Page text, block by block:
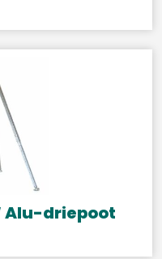
Alu-driepoot